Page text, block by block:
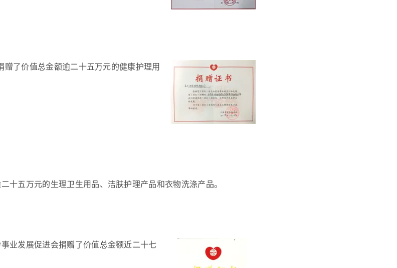
了价值总金额逾二十五万元的健康护理用
十五万元的生理卫生用品、洁肤护理产品和衣物洗涤产品。
业发展促进会捐赠了价值总金额近二十七